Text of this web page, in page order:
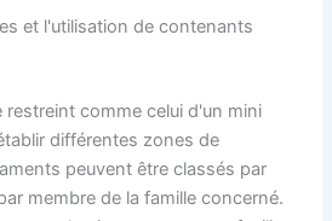
et l'utilisation de contenants
restreint comme celui d'un mini
différentes zones de
peuvent être classés par
membre de la famille concerné.